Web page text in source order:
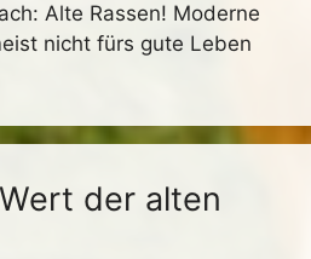
Alte Rassen! Moderne
nicht fürs gute Leben
der alten